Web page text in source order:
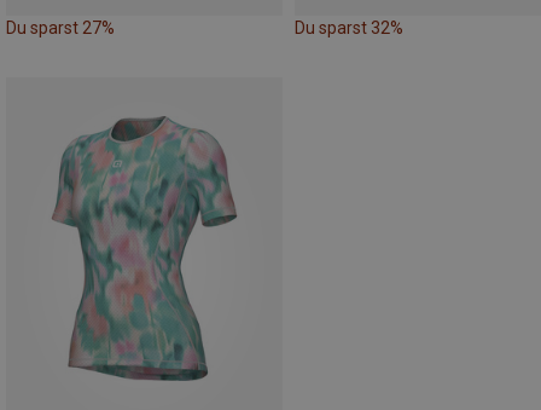
Du sparst 27% Du sparst 32%